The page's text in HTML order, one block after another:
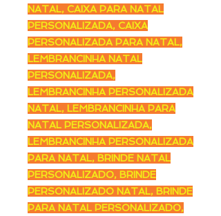
NATAL, CAIXA PARA NATAL
PERSONALIZADA, CAIXA
PERSONALIZADA PARA NATAL,
LEMBRANCINHA NATAL
PERSONALIZADA,
LEMBRANCINHA PERSONALIZADA
NATAL, LEMBRANCINHA PARA
NATAL PERSONALIZADA,
LEMBRANCINHA PERSONALIZADA
PARA NATAL, BRINDE NATAL
PERSONALIZADO, BRINDE
PERSONALIZADO NATAL, BRINDE
PARA NATAL PERSONALIZADO,